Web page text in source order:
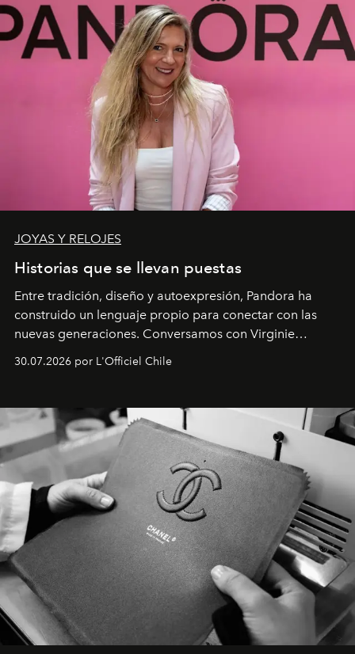
JOYAS Y RELOJES
Historias que se llevan puestas
Entre tradición, diseño y autoexpresión, Pandora ha
construido un lenguaje propio para conectar con las
nuevas generaciones. Conversamos con Virginie
Dubray, la responsable de marketing para
Latinoamérica, sobre identidad, cultura y el valor
30.07.2026 por L'Officiel Chile